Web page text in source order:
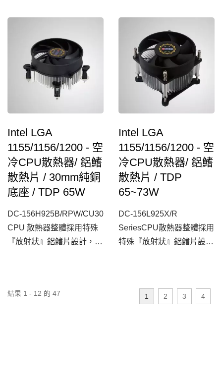
功能，大幅提高整體CPU
散熱效能，為一款經濟實惠
的電腦CPU散熱器選擇。
能，為一款經濟實惠的電腦
CPU散熱器選擇
Intel LGA
1155/1156/1200 - 空
冷CPU散熱器/ 鋁鰭
散熱片 / 30mm純銅
底座 / TDP 65W
DC-156H925B/RPW/CU30
CPU 散熱器整體採用特殊
『放射狀』鋁鰭片設計，有
整體CPU散熱效能，為一
Intel LGA
1155/1156/1200 - 空
冷CPU散熱器/ 鋁鰭
散熱片 / TDP
65~73W
DC-156L925X/R
SeriesCPU散熱器整體採用
特殊『放射狀』鋁鰭片設
整體CPU散熱效能，為一
結果 1 - 12 的 47 1 2 3 4